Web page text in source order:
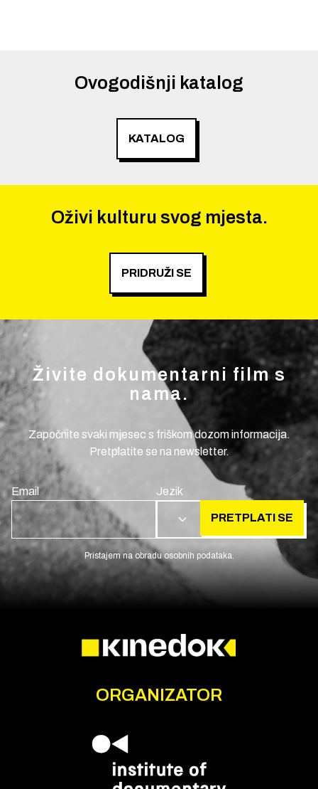
Ovogodišnji katalog
KATALOG
Oživi kulturu svog mjesta.
PRIDRUŽI SE
Živite dokumentarni film s
nama.
Započnite svaki mjesec s friškom dozom informacija.
Pretplatite se na newsletter.
Email Jezik
HR PRETPLATI SE
Pristajem na obradu osobnih podataka.
ORGANIZATOR